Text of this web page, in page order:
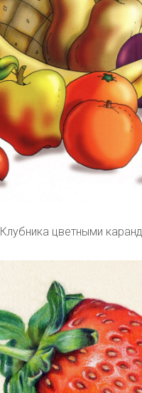
Клубника цветными